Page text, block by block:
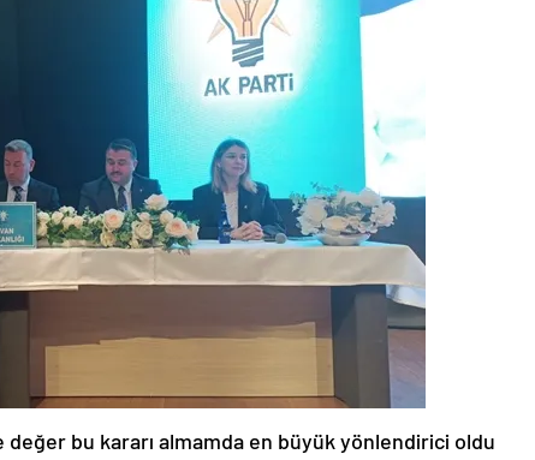
değer bu kararı almamda en büyük yönlendirici oldu